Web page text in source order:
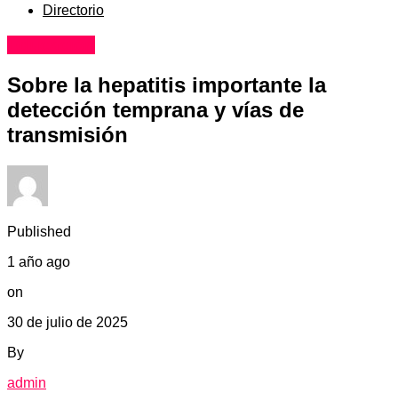
Directorio
Sobre la hepatitis importante la
detección temprana y vías de
transmisión
Published
1 año ago
on
30 de julio de 2025
By
admin